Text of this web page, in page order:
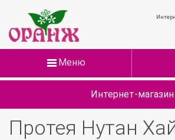
Меню
Интернет-магазин
Протея Нутан